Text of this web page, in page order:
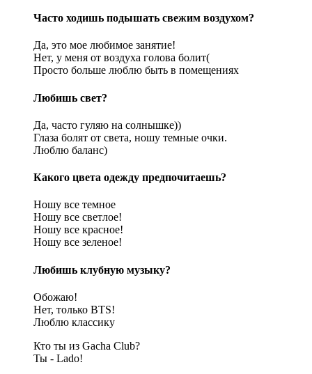
Часто ходишь подышать свежим воздухом?
Да, это мое любимое занятие!
Нет, у меня от воздуха голова болит(
Просто больше люблю быть в помещениях
Любишь свет?
Да, часто гуляю на солнышке))
Глаза болят от света, ношу темные очки.
Люблю баланс)
Какого цвета одежду предпочитаешь?
Ношу все темное
Ношу все светлое!
Ношу все красное!
Ношу все зеленое!
Любишь клубную музыку?
Обожаю!
Нет, только BTS!
Люблю классику
Кто ты из Gacha Club?
Ты - Lado!